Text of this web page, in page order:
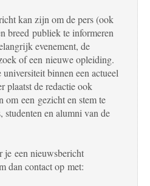
kan zijn om de pers (ook
breed publiek te informeren
evenement, de
of een nieuwe opleiding.
binnen een actueel
plaatst de redactie ook
om een gezicht en stem te
studenten en alumni van de
je een nieuwsbericht
dan contact op met: